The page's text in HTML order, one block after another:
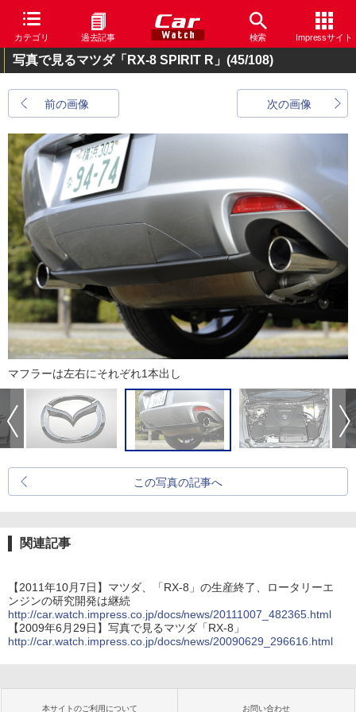
カテゴリ 過去記事 検索 Impressサイト
写真で見るマツダ「RX-8 SPIRIT R」 (45/108)
前の画像 次の画像
マフラーは左右にそれぞれ1本出し
この写真の記事へ
関連記事
【2011年10月7日】マツダ、「RX-8」の生産終了、ロータリーエ
ンジンの研究開発は継続
http://car.watch.impress.co.jp/docs/news/20111007_482365.html
【2009年6月29日】写真で見るマツダ「RX-8」
http://car.watch.impress.co.jp/docs/news/20090629_296616.html
本サイトのご利用について お問い合わせ